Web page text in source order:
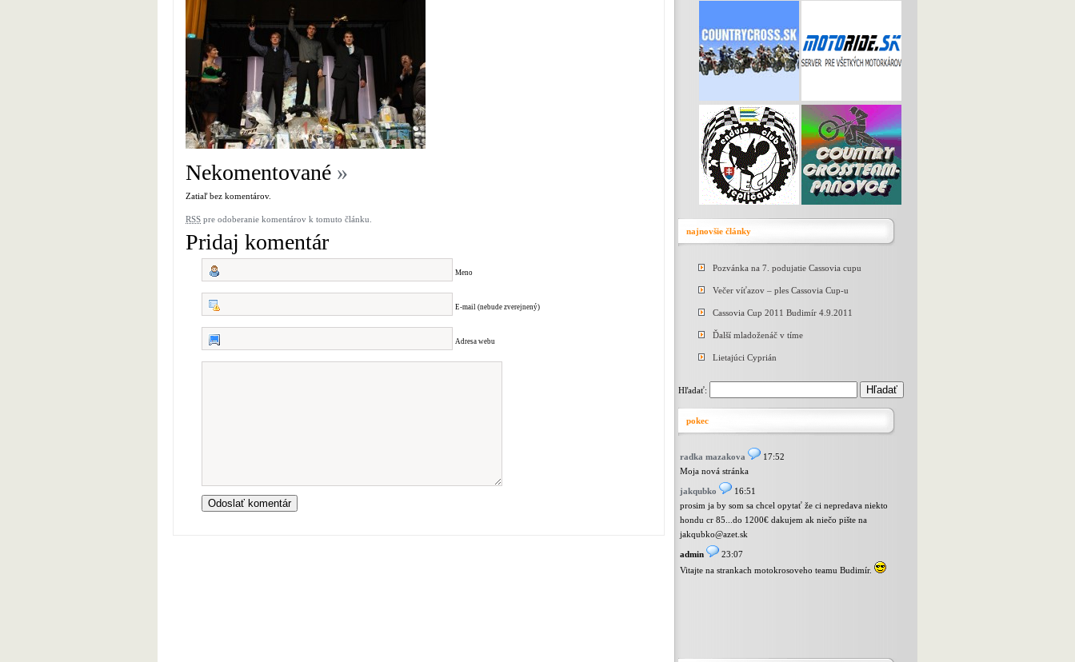
Nekomentované »
Zatiaľ bez komentárov.
RSS pre odoberanie komentárov k tomuto článku.
Pridaj komentár
Meno
E-mail (nebude zverejnený)
Adresa webu
najnovšie články
Pozvánka na 7. podujatie Cassovia cupu
Večer víťazov – ples Cassovia Cup-u
Cassovia Cup 2011 Budimír 4.9.2011
Ďalší mladoženáč v tíme
Lietajúci Cyprián
Hľadať:
pokec
radka mazakova
17:52
Moja nová stránka
jakqubko
16:51
prosim ja by som sa chcel opytať že ci nepredava niekto
hondu cr 85...do 1200€ dakujem ak niečo pište na
jakqubko@azet.sk
admin
23:07
Vitajte na strankach motokrosoveho teamu Budimír.